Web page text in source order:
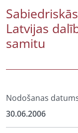
Latvijas
samitu
Nodošanas
30.06.2006